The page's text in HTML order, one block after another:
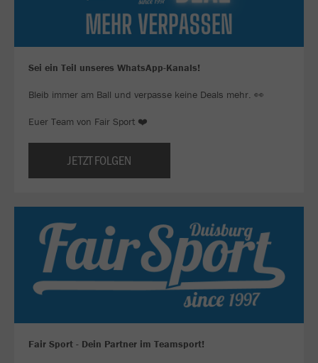
Sei ein Teil unseres WhatsApp-Kanals!
Bleib immer am Ball und verpasse keine Deals mehr. 👀
Euer Team von Fair Sport ❤️
JETZT FOLGEN
Fair Sport - Dein Partner im Teamsport!